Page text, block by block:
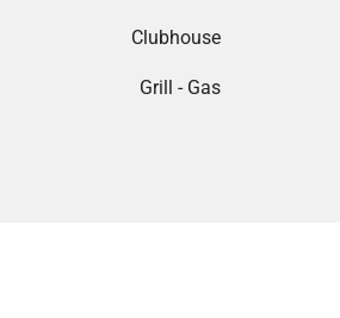
Clubhouse
Grill - Gas